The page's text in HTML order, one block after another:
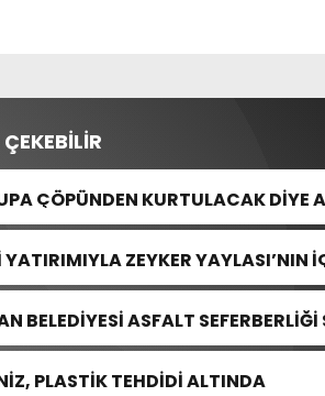
ÇÖPÜNDEN KURTULACAK DİYE
YATIRIMIYLA ZEYKER YAYLASI’NIN
BELEDİYESİ ASFALT
PLASTİK TEHDİDİ ALTINDA